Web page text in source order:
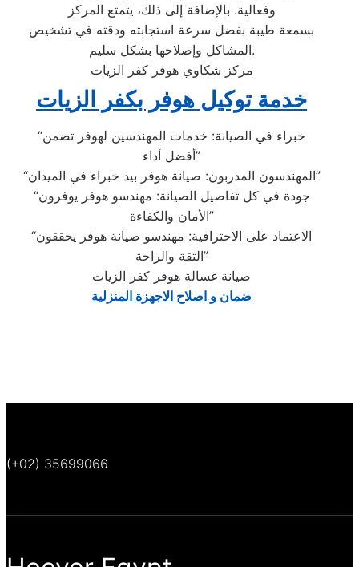
وفعالية. بالإضافة إلى ذلك، يتمتع المركز
بسمعة طيبة بفضل سرعة استجابته ودقته في تشخيص
المشاكل وإصلاحها بشكل سليم.
مركز شكاوي هوفر كفر الزيات
خدمة توكيل هوفر بكفر الزيات
“خبراء في الصيانة: خدمات المهندسين لهوفر تضمن
أفضل أداء”
“المهندسون المدربون: صيانة هوفر بيد خبراء في الميدان”
“جودة في كل تفاصيل الصيانة: مهندسو هوفر يوفرون
الأمان والكفاءة”
“الاعتماد على الاحترافية: مهندسو صيانة هوفر يحققون
الثقة والراحة”
صيانة غسالة هوفر كفر الزيات
ضمان و اصلاح الاجهزة المنزلية
(+02) 35699066